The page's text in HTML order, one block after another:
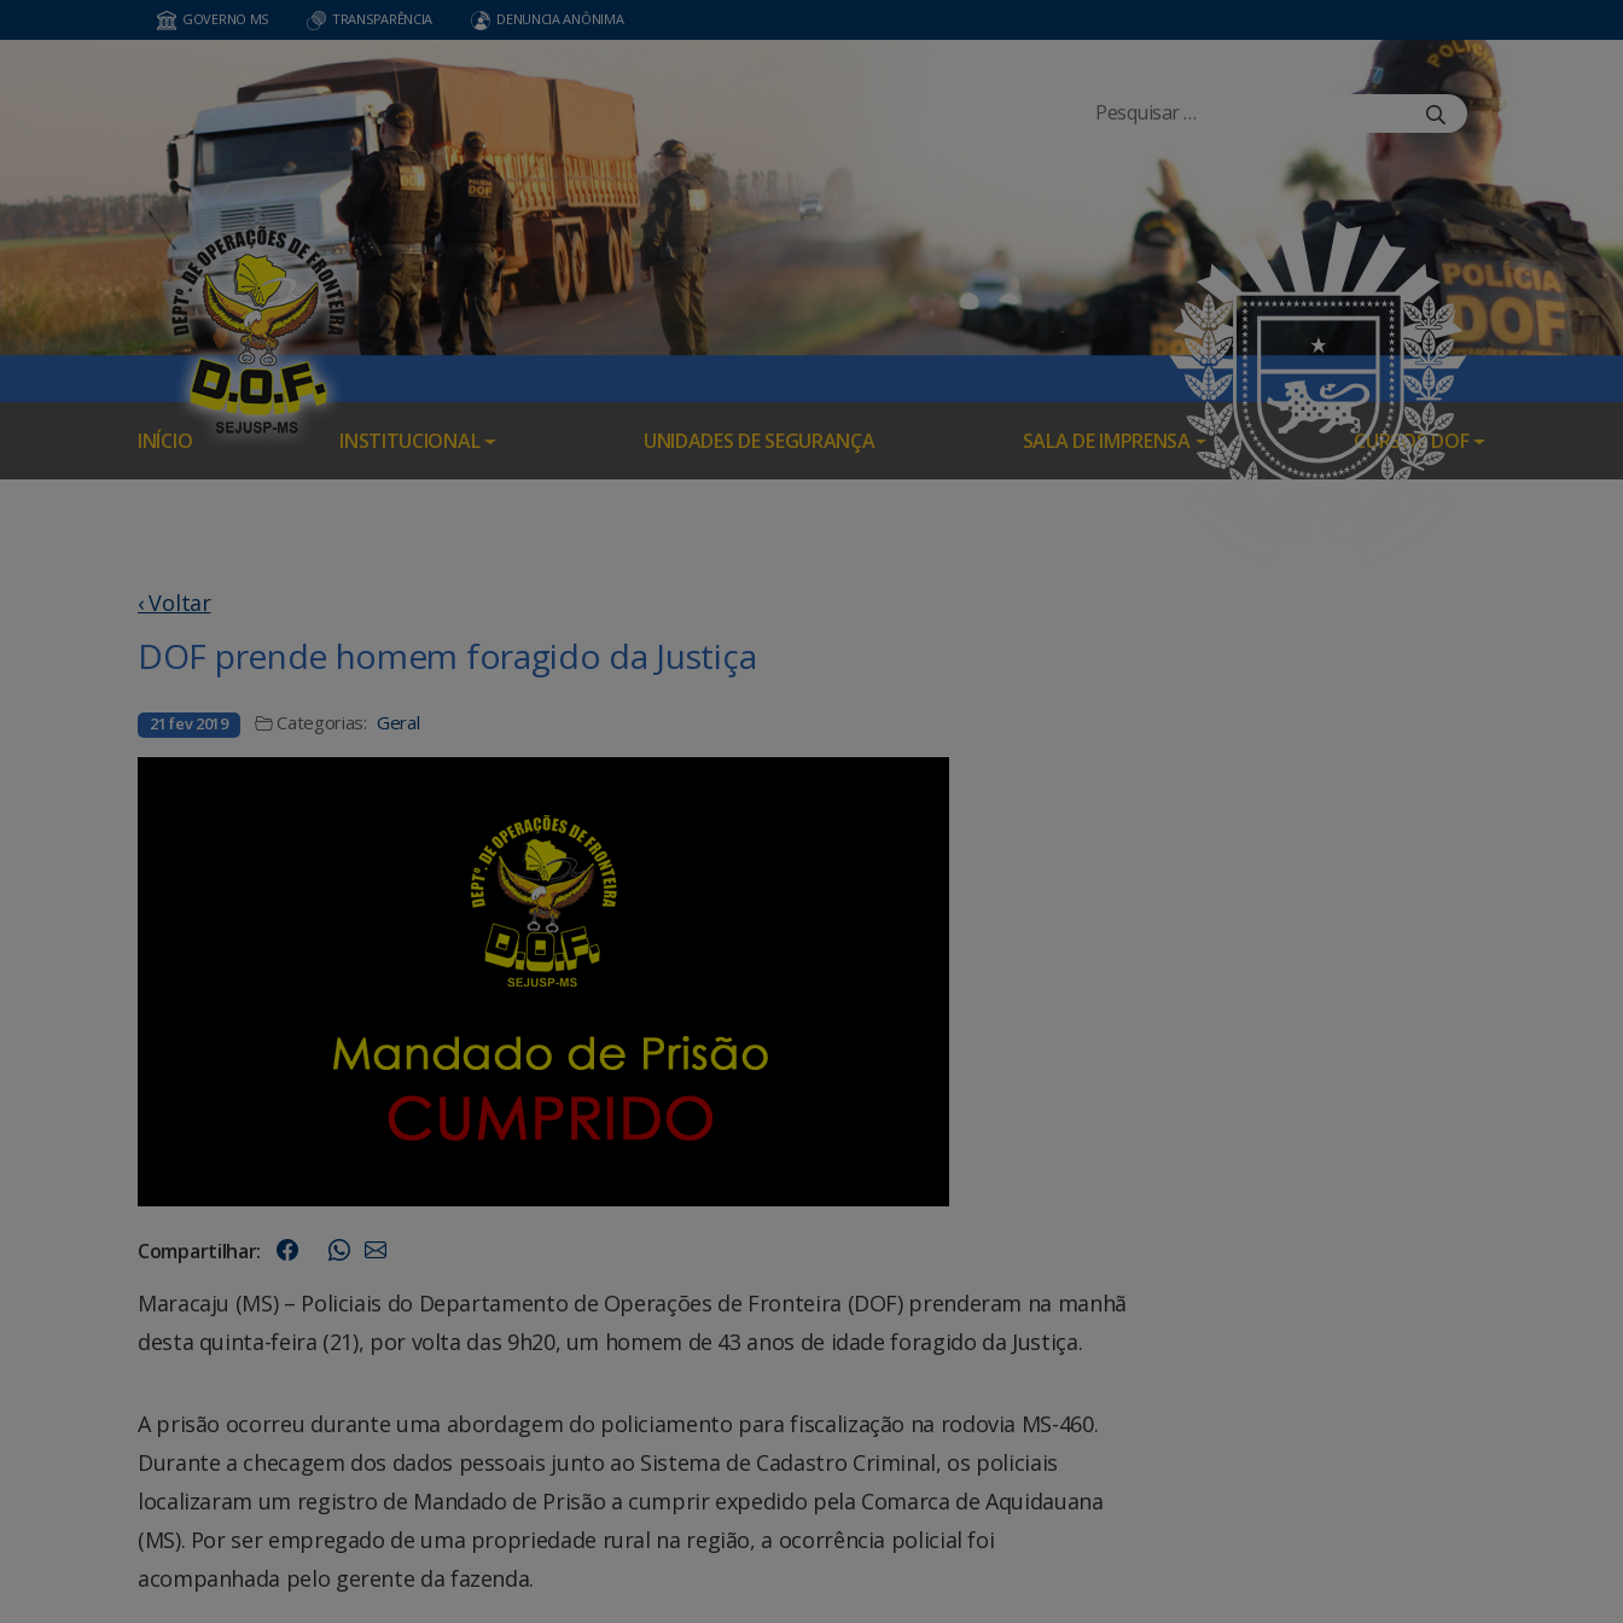
GOVERNO MS TRANSPARÊNCIA DENUNCIA ANÔNIMA
INÍCIO INSTITUCIONAL UNIDADES DE SEGURANÇA SALA DE IMPRENSA CURSOS DOF
‹ Voltar
DOF prende homem foragido da Justiça
21 fev 2019 Categorias: Geral
Compartilhar:
Maracaju (MS) – Policiais do Departamento de Operações de Fronteira (DOF) prenderam na manhã
desta quinta-feira (21), por volta das 9h20, um homem de 43 anos de idade foragido da Justiça.
A prisão ocorreu durante uma abordagem do policiamento para fiscalização na rodovia MS-460.
Durante a checagem dos dados pessoais junto ao Sistema de Cadastro Criminal, os policiais
localizaram um registro de Mandado de Prisão a cumprir expedido pela Comarca de Aquidauana
(MS). Por ser empregado de uma propriedade rural na região, a ocorrência policial foi
acompanhada pelo gerente da fazenda.